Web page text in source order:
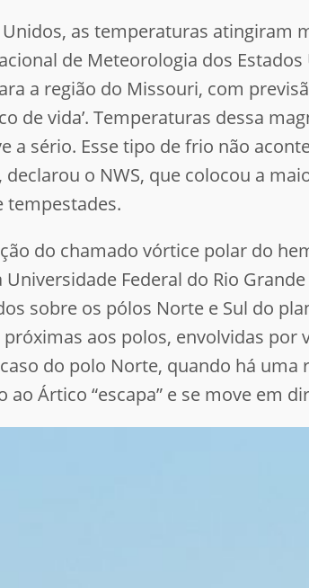
as temperaturas atingiram
de Meteorologia dos Estados
a região do Missouri, com
de vida’. Temperaturas dessa
a sério. Esse tipo de frio não
o NWS, que colocou a
tempestades.
do chamado vórtice polar do
Federal do Rio Grande
sobre os pólos Norte e Sul do
aos polos, envolvidas por
do polo Norte, quando há
Ártico “escapa” e se move em